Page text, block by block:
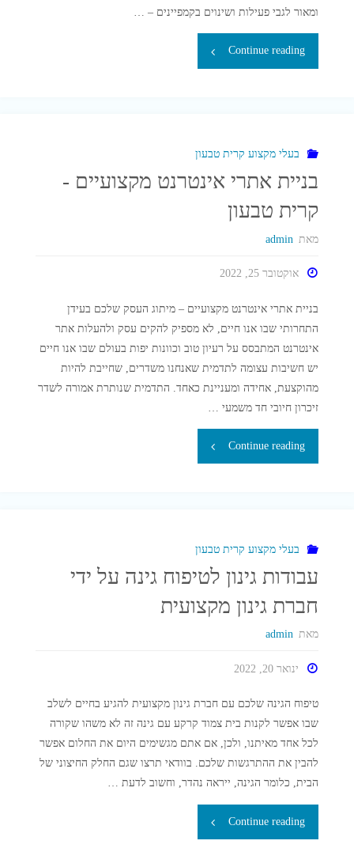
ומאור לגבי פעילות ושינוים בקמפיינים – …
Continue reading"ניהול
בגוגל
עבור
בעלי מקצוע קרית טבעון
בניית אתרי אינטרנט מקצועיים -
קרית טבעון
מאת admin
אוקטובר 25, 2022
בניית אתרי אינטרנט מקצועיים – מיתוג העסק שלכם בעידן
התחרותי שבו אנו חיים, לא מספיק להקים עסק ולהעלות אתר
אינטרנט המתבסס על רעיון טוב וכוונות יפות בעולם שבו אנו חיים
יש חשיבות עצומה לתדמית שאנחנו משדרים, שחייבת להיות
מהוקצעת, אחידה ומעניינת כאחד. התדמית שנותרת אמורה לשדר
זיכרון חיובי חד משמעי …
Continue reading"בניית
מקצועיים
קרית
בעלי מקצוע קרית טבעון
עבודות גינון לטיפוח גינה על ידי
חברת גינון מקצועית
מאת admin
ינואר 20, 2022
טיפוח הגינה שלכם עם חברת גינון מקצועית להגיע בחיים לשלב
שבו אפשר לקנות בית צמוד קרקע עם גינה זה לא משהו שקורה
לכל אחד מאיתנו, ולכן, אם אתם מגשימים היום את החלום אפשר
להבין את ההתרגשות שלכם. בוודאי תרצו שגם החלק החיצוני של
הבית, כלומר הגינה, ייראה נהדר, וחשוב לדעת …
Continue reading"עבודות